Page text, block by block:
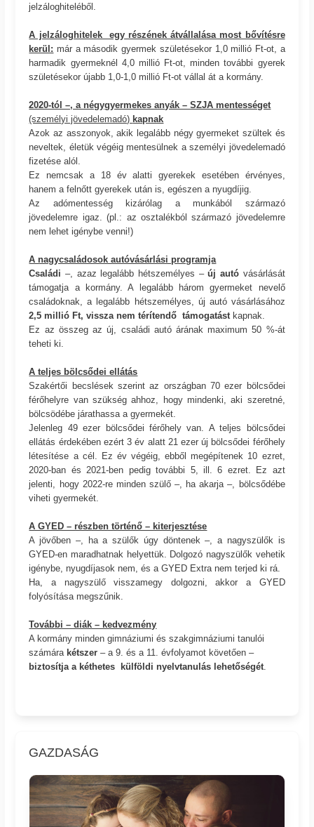
jelzáloghiteléből.
A jelzáloghitelek egy részének átvállalása most bővítésre
kerül: már a második gyermek születésekor 1,0 millió Ft-ot, a
harmadik gyermeknél 4,0 millió Ft-ot, minden további gyerek
születésekor újabb 1,0-1,0 millió Ft-ot vállal át a kormány.
2020-tól –, a négygyermekes anyák – SZJA mentességet
(személyi jövedelemadó) kapnak
Azok az asszonyok, akik legalább négy gyermeket szültek és
neveltek, életük végéig mentesülnek a személyi jövedelemadó
fizetése alól.
Ez nemcsak a 18 év alatti gyerekek esetében érvényes,
hanem a felnőtt gyerekek után is, egészen a nyugdíjig.
Az adómentesség kizárólag a munkából származó
jövedelemre igaz. (pl.: az osztalékból származó jövedelemre
nem lehet igénybe venni!)
A nagycsaládosok autóvásárlási programja
Családi –, azaz legalább hétszemélyes –új autóvásárlását
támogatja a kormány. A legalább három gyermeket nevelő
családoknak, a legalább hétszemélyes, új autó vásárlásához
2,5 millió Ft, vissza nem térítendő támogatást kapnak.
Ez az összeg az új, családi autó árának maximum 50 %-át
teheti ki.
A teljes bölcsődei ellátás
Szakértői becslések szerint az országban 70 ezer bölcsődei
férőhelyre van szükség ahhoz, hogy mindenki, aki szeretné,
bölcsödébe járathassa a gyermekét.
Jelenleg 49 ezer bölcsődei férőhely van. A teljes bölcsődei
ellátás érdekében ezért 3 év alatt 21 ezer új bölcsődei férőhely
létesítése a cél. Ez év végéig, ebből megépítenek 10 ezret,
2020-ban és 2021-ben pedig további 5, ill. 6 ezret. Ez azt
jelenti, hogy 2022-re minden szülő –, ha akarja –, bölcsődébe
viheti gyermekét.
A GYED – részben történő – kiterjesztése
A jövőben –, ha a szülők úgy döntenek –, a nagyszülők is
GYED-en maradhatnak helyettük. Dolgozó nagyszülők vehetik
igénybe, nyugdíjasok nem, és a GYED Extra nem terjed ki rá.
Ha, a nagyszülő visszamegy dolgozni, akkor a GYED
folyósítása megszűnik.
További – diák – kedvezmény
A kormány minden gimnáziumi és szakgimnáziumi tanulói
számára kétszer – a 9. és a 11. évfolyamot követően –
biztosítja a kéthetes külföldi nyelvtanulás lehetőségét
GAZDASÁG